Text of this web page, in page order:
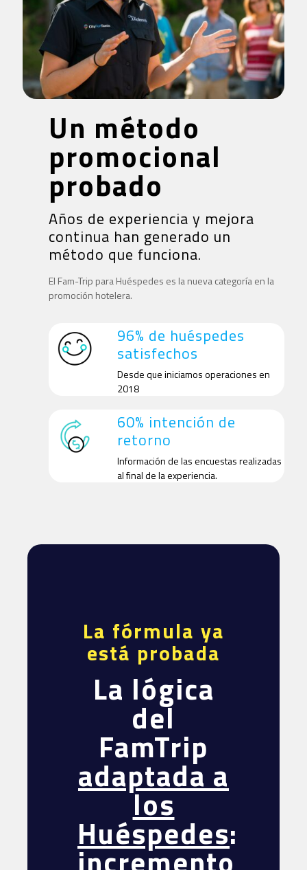
Un método
promocional
probado
Años de experiencia y mejora
continua han generado un
método que funciona.
El Fam-Trip para Huéspedes es la nueva categoría en la
promoción hotelera.
96% de huéspedes
satisfechos
Desde que iniciamos operaciones en
2018
60% intención de
retorno
Información de las encuestas realizadas
al final de la experiencia.
La fórmula ya
está probada
La lógica
del
FamTrip
adaptada a
los
Huéspedes: